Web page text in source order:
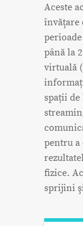
Aceste
învăţare
până la
virtuală
spații
pentru a
fizice.
sprijini